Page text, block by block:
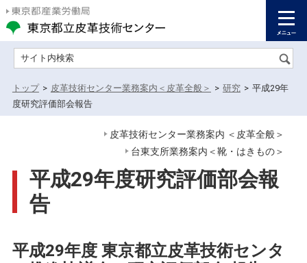
サイト内検索
トップ > 皮革技術センター業務案内＜皮革全般＞ > 研究 > 平成29年
度研究評価部会報告
皮革技術センター業務案内 ＜皮革全般＞
台東支所業務案内＜靴・はきもの＞
平成29年度研究評価部会報
告
平成29年度 東京都立皮革技術センタ